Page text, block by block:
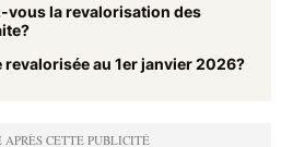
vous la revalorisation des
au 1er janvier 2026?